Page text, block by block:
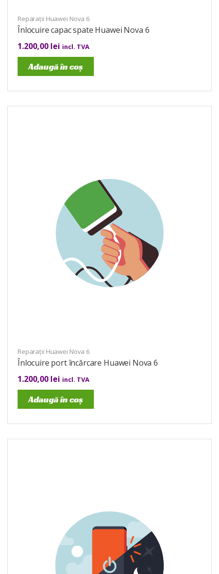
Reparații Huawei Nova 6
Înlocuire capac spate Huawei Nova 6
1.200,00 lei incl. TVA
Adaugă în coș
Reparații Huawei Nova 6
Înlocuire port încărcare Huawei Nova 6
1.200,00 lei incl. TVA
Adaugă în coș